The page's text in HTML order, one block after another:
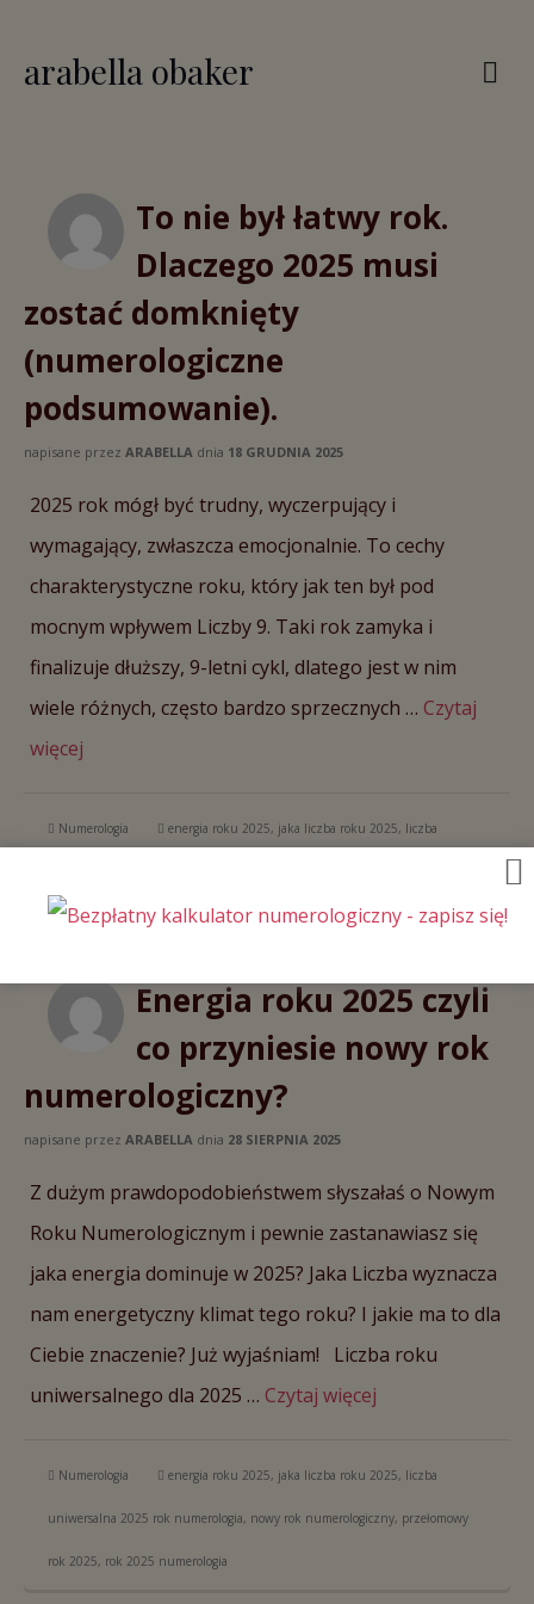
arabella obaker
To nie był łatwy rok.
Dlaczego 2025 musi
zostać domknięty
(numerologiczne
podsumowanie).
napisane przez ARABELLA dnia 18 GRUDNIA 2025
2025 rok mógł być trudny, wyczerpujący i
wymagający, zwłaszcza emocjonalnie. To cechy
charakterystyczne roku, który jak ten był pod
mocnym wpływem Liczby 9. Taki rok zamyka i
finalizuje dłuższy, 9-letni cykl, dlatego jest w nim
wiele różnych, często bardzo sprzecznych … Czytaj
więcej
Numerologia energia roku 2025, jaka liczba roku 2025, liczba
Energia roku 2025 czyli
co przyniesie nowy rok
numerologiczny?
napisane przez ARABELLA dnia 28 SIERPNIA 2025
Z dużym prawdopodobieństwem słyszałaś o Nowym
Roku Numerologicznym i pewnie zastanawiasz się
jaka energia dominuje w 2025? Jaka Liczba wyznacza
nam energetyczny klimat tego roku? I jakie ma to dla
Ciebie znaczenie? Już wyjaśniam! Liczba roku
uniwersalnego dla 2025 … Czytaj więcej
Numerologia energia roku 2025, jaka liczba roku 2025, liczba
uniwersalna 2025 rok numerologia, nowy rok numerologiczny, przełomowy
rok 2025, rok 2025 numerologia